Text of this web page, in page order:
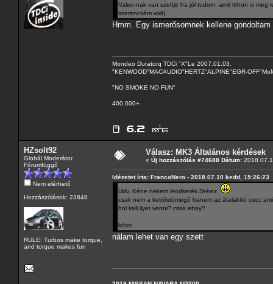
Valeo-nak van szettje ha jól tudom, amit itthon is
szerencsém volt).
Hmm. Egy ismerősomnek kellene
Mondeo Duratorq TDCi "X"Le 2007.01.03.
"KENWOOD"MACAUDIO"HERTZ"ALPINE"EGR-
"NO SMOKE NO FUN"
400,000+
HZsolt92
Globál Moderátor
Fórumfüggő
Nem elérhető
Hozzászólások: 23848
RULE: Turbos make torque,
and torque makes fun
Válasz: MK3 Általános kérdések
« Új hozzászólás #74688 Dátum:
Idézetet írta: FrancoNero - 2018.07.10 kedd, 15:26:23
Üdv. Kéne nekem lendkerék Di-hez
csak nem a kettőstömegű hanem az átalakító cucc
hol kell ilyet venni? csak ebay?
köszi
nálam lehet van egy szett